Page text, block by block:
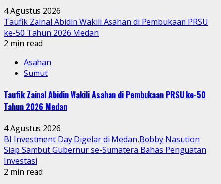
4 Agustus 2026
Taufik Zainal Abidin Wakili Asahan di Pembukaan PRSU
ke-50 Tahun 2026 Medan
2 min read
Asahan
Sumut
Taufik Zainal Abidin Wakili Asahan di Pembukaan PRSU ke-50
Tahun 2026 Medan
4 Agustus 2026
BI Investment Day Digelar di Medan,Bobby Nasution
Siap Sambut Gubernur se-Sumatera Bahas Penguatan
Investasi
2 min read